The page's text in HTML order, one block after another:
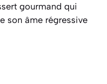
gourmand qui
son âme régressive